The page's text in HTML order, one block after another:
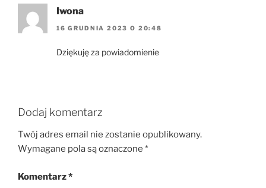
Iwona
16 GRUDNIA 2023 O 20:48
Dziękuję za powiadomienie
Dodaj komentarz
Twój adres email nie zostanie opublikowany.
Wymagane pola są oznaczone *
Komentarz*